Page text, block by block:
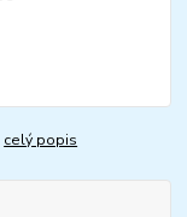
celý popis